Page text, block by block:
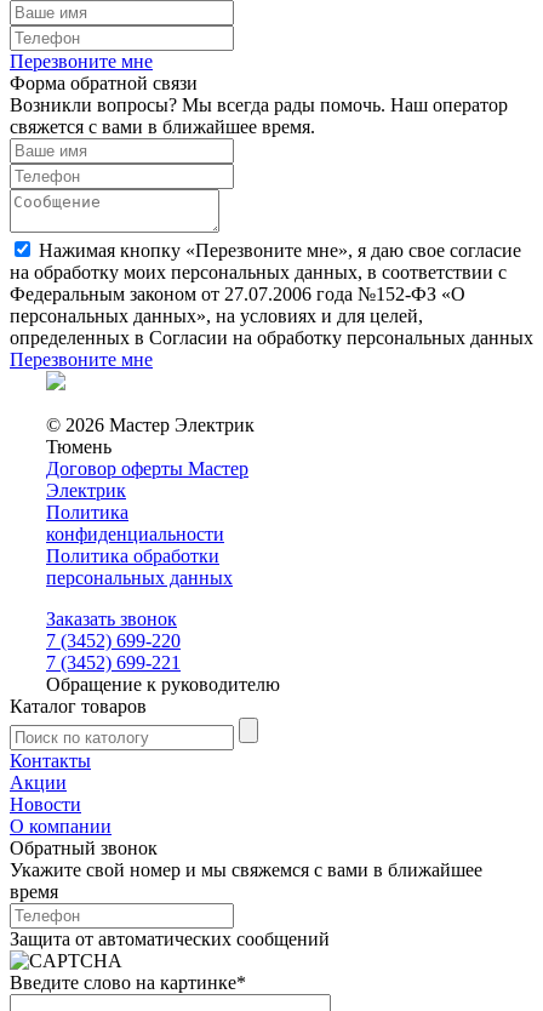
Перезвоните мне
Форма обратной связи
Возникли вопросы? Мы всегда рады помочь. Наш оператор
свяжется с вами в ближайшее время.
Нажимая кнопку «Перезвоните мне», я даю свое согласие
на обработку моих персональных данных, в соответствии с
Федеральным законом от 27.07.2006 года №152-ФЗ «О
персональных данных», на условиях и для целей,
определенных в Согласии на обработку персональных данных
Перезвоните мне
© 2026 Мастер Электрик
Тюмень
Договор оферты Мастер
Электрик
Политика
конфиденциальности
Политика обработки
персональных данных
Заказать звонок
7 (3452) 699-220
7 (3452) 699-221
Обращение к руководителю
Каталог товаров
Контакты
Акции
Новости
О компании
Обратный звонок
Укажите свой номер и мы свяжемся с вами в ближайшее
время
Защита от автоматических сообщений
Введите слово на картинке*